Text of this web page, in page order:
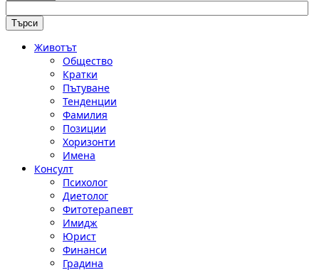
Животът
Общество
Кратки
Пътуване
Тенденции
Фамилия
Позиции
Хоризонти
Имена
Консулт
Психолог
Диетолог
Фитотерапевт
Имидж
Юрист
Финанси
Градина